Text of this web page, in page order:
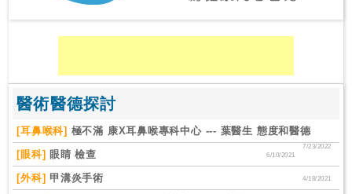
醫術醫德探討
[耳鼻喉科] 極不滿 康X耳鼻喉專科中心 --- 葉醫生 態度和醫德
7/23/2022
[眼科] 眼睛 檢查 6/10/2021
[外科] 甲溝炎手術 4/18/2021